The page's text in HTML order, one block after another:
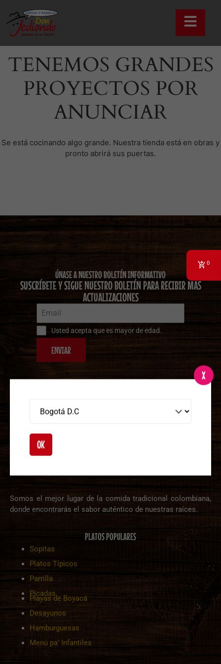
TENEMOS GRANDES
PROYECTOS POR
ANUNCIAR
Se está cocinando algo grande. Nuestra tienda está en obras y
pronto abrirá sus puertas.
ÚNASE A NUESTRO BOLETÍN INFORMATIVO
SUSCRÍBETE Y SIGUE NUESTRO BOLETÍN PARA RECIBIR MÁS
ACTUALIZACIONES
Usted acepta que es mayor de edad.
ENVIAR
Somos el mejor lugar de la comida tradicional colombiana,
donde encontrarás el sabor auténtico de nuestras raíces.
PLATOS POPULARES
Sopitas
Platos Típicos
Parrilla
Picadas
Playas de Boyacá
Desayunos
Hamburguesas
Menú pa’ Infantiles
OK
X
0